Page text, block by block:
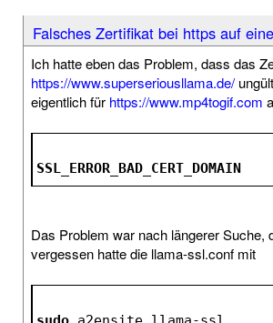
Falsches Zertifikat bei https auf
Ich hatte eben das Problem, dass das
https://www.superseriousllama.de/
eigentlich für https://www.mp4togif.com
SSL_ERROR_BAD_CERT_DOMAIN
Das Problem war nach längerer Suche,
vergessen hatte die llama-ssl.conf mit